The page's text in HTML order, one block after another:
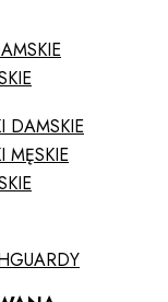
DAMSKIE
MĘSKIE